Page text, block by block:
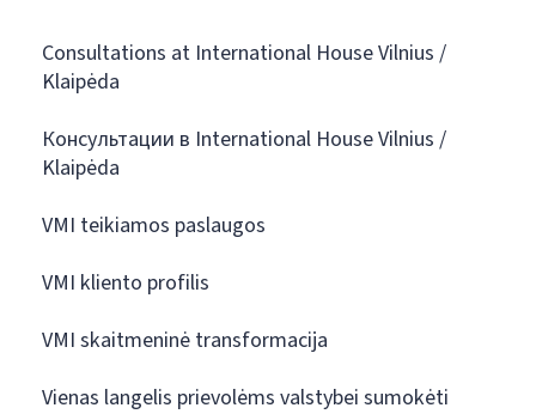
Consultations at International House Vilnius /
Klaipėda
Консультации в International House Vilnius /
Klaipėda
VMI teikiamos paslaugos
VMI kliento profilis
VMI skaitmeninė transformacija
Vienas langelis prievolėms valstybei sumokėti